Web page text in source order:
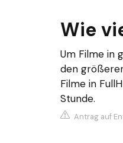
Wie
Um Filme in
den
Filme in
Stunde.
Antrag auf